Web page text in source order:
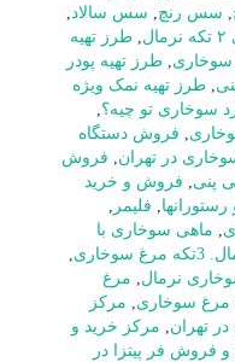
, سس رنچ, سس سالاد,
, طرز تهیه
سوخاری, طرز تهیه پودر
, طرز تهیه نمک ویژه
سوخاری تو چیه؟,
, فروش دستگاه
در تهران, فروش
پنی, فروش و خرید
, فلیمر ,
, ماهی سوخاری با
,
نرمال, مرغ
مرغ سوخاری, مرکز
تهران, مرکز خرید و
فروش فر پیتزا در